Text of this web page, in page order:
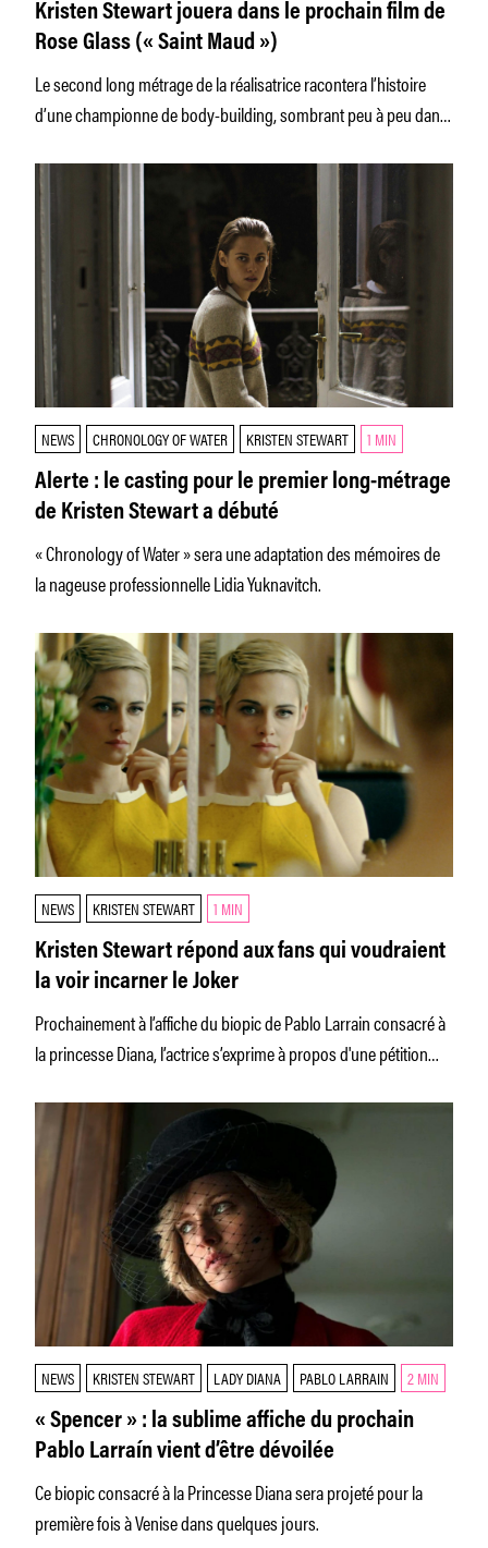
Kristen Stewart jouera dans le prochain film de
Rose Glass (« Saint Maud »)
Le second long métrage de la réalisatrice racontera l’histoire
d’une championne de body-building, sombrant peu à peu dans
NEWS CHRONOLOGY OF WATER KRISTEN STEWART 1 MIN
Alerte : le casting pour le premier long-métrage
de Kristen Stewart a débuté
« Chronology of Water » sera une adaptation des mémoires de
la nageuse professionnelle Lidia Yuknavitch.
NEWS KRISTEN STEWART 1 MIN
Kristen Stewart répond aux fans qui voudraient
la voir incarner le Joker
Prochainement à l’affiche du biopic de Pablo Larrain consacré à
la princesse Diana, l’actrice s’exprime à propos d'une pétition
NEWS KRISTEN STEWART LADY DIANA PABLO LARRAIN 2 MIN
« Spencer » : la sublime affiche du prochain
Pablo Larraín vient d’être dévoilée
Ce biopic consacré à la Princesse Diana sera projeté pour la
première fois à Venise dans quelques jours.